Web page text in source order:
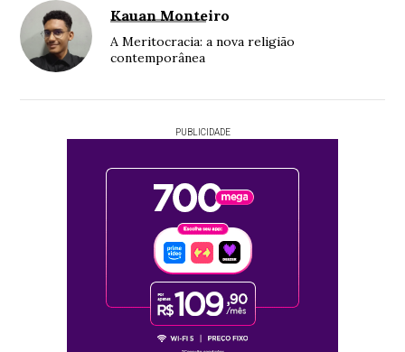
Kauan Monteiro
A Meritocracia: a nova religião
contemporânea
PUBLICIDADE